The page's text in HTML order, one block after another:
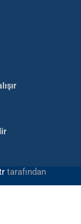
tarafından